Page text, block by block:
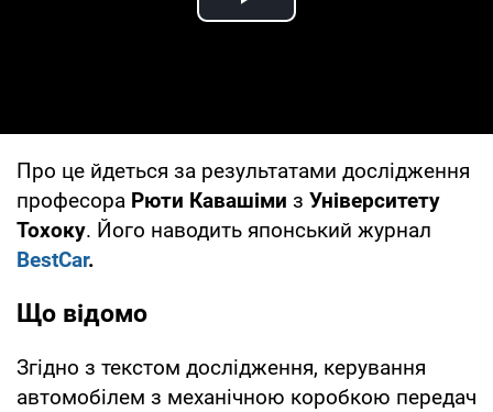
Play Video
Про це йдеться за результатами дослідження
професора Рюти Кавашіми з Університету
Тохоку. Його наводить японський журнал
BestCar.
Що відомо
Згідно з текстом дослідження, керування
автомобілем з механічною коробкою передач